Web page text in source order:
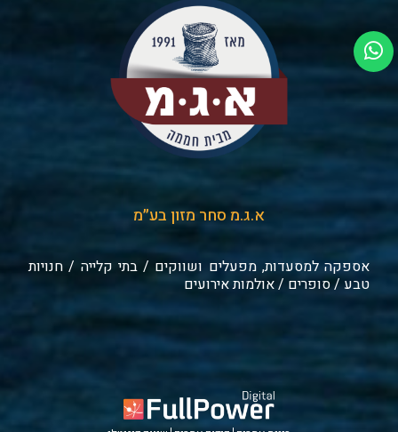
א.ג.מ סחר מזון בע״מ
אספקה למסעדות, מפעלים ושווקים / בתי קלייה / חנויות
טבע / סופרים / אולמות אירועים